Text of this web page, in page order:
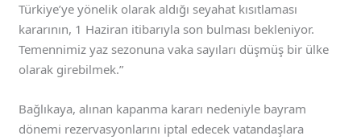
Türkiye’ye yönelik olarak aldığı seyahat kısıtlaması
kararının, 1 Haziran itibarıyla son bulması bekleniyor.
Temennimiz yaz sezonuna vaka sayıları düşmüş bir ülke
olarak girebilmek.”
Bağlıkaya, alınan kapanma kararı nedeniyle bayram
dönemi rezervasyonlarını iptal edecek vatandaşlara